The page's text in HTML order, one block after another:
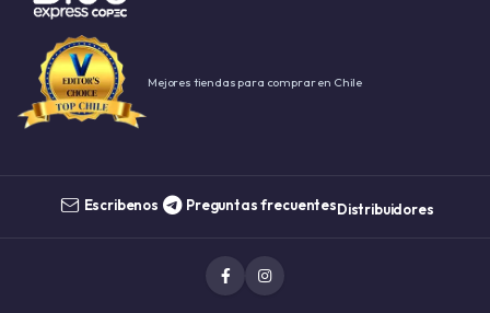
Mejores tiendas para comprar en Chile
Escribenos Preguntas frecuentesDistribuidores